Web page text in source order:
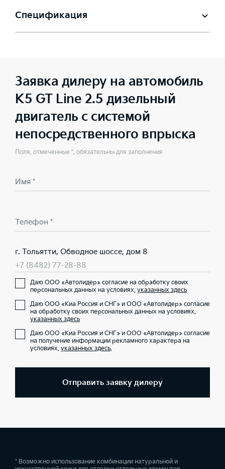
Спецификация
Заявка дилеру на автомобиль
K5 GT Line 2.5 дизельный
двигатель с системой
непосредственного впрыска
Поля, отмеченные *, обязательны для заполнения
Имя *
Телефон *
г. Тольятти, Обводное шоссе, дом 8
+7 (8482) 77-28-88
Даю ООО «Автолидер» согласие на обработку своих
персональных данных на условиях, указанных здесь
Даю ООО «Киа Россия и СНГ» и ООО «Автолидер» согласие
на обработку своих персональных данных на условиях,
указанных здесь
Даю ООО «Киа Россия и СНГ» и ООО «Автолидер» согласие
на получение информации рекламного характера на
условиях, указанных здесь.
Отправить заявку дилеру
* Возможно использование комбинации натуральной и